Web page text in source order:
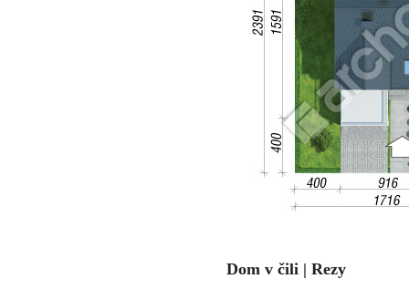
Dom v čili | Rezy